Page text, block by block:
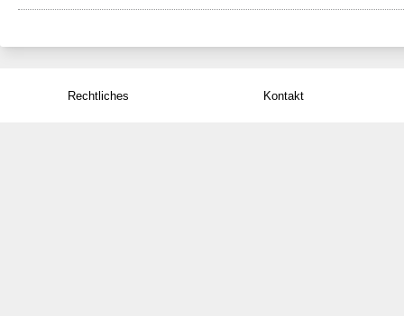
Rechtliches Kontakt